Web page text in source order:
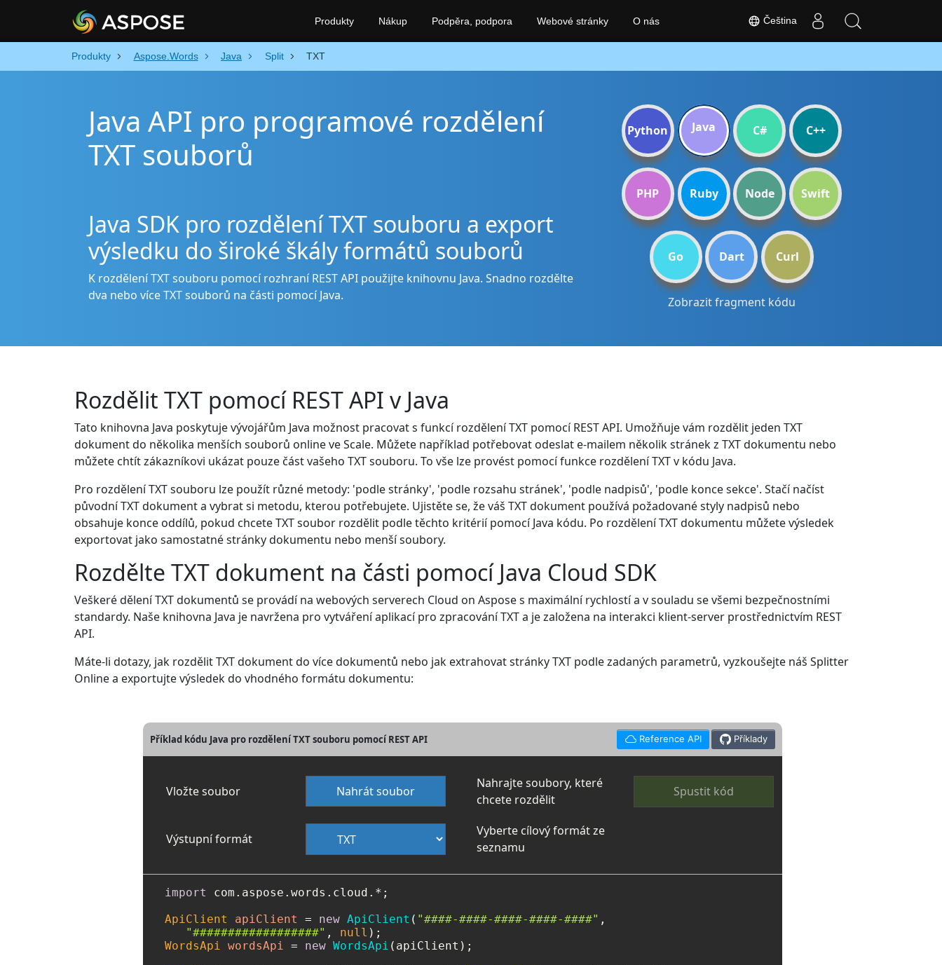
Produkty Aspose.Words Java Split TXT
Java API pro programové rozdělení
TXT souborů
Java SDK pro rozdělení TXT souboru a export
výsledku do široké škály formátů souborů
K rozdělení TXT souboru pomocí rozhraní REST API použijte knihovnu Java. Snadno rozdělte
dva nebo více TXT souborů na části pomocí Java.
Python Java C# C++
PHP Ruby Node Swift
Go Dart Curl
Zobrazit fragment kódu
Rozdělit TXT pomocí REST API v Java
Tato knihovna Java poskytuje vývojářům Java možnost pracovat s funkcí rozdělení TXT pomocí REST API. Umožňuje vám rozdělit jeden TXT
dokument do několika menších souborů online ve Scale. Můžete například potřebovat odeslat e-mailem několik stránek z TXT dokumentu nebo
můžete chtít zákazníkovi ukázat pouze část vašeho TXT souboru. To vše lze provést pomocí funkce rozdělení TXT v kódu Java.
Pro rozdělení TXT souboru lze použít různé metody: 'podle stránky', 'podle rozsahu stránek', 'podle nadpisů', 'podle konce sekce'. Stačí načíst
původní TXT dokument a vybrat si metodu, kterou potřebujete. Ujistěte se, že váš TXT dokument používá požadované styly nadpisů nebo
obsahuje konce oddílů, pokud chcete TXT soubor rozdělit podle těchto kritérií pomocí Java kódu. Po rozdělení TXT dokumentu můžete výsledek
exportovat jako samostatné stránky dokumentu nebo menší soubory.
Rozdělte TXT dokument na části pomocí Java Cloud SDK
Veškeré dělení TXT dokumentů se provádí na webových serverech Cloud on Aspose s maximální rychlostí a v souladu se všemi bezpečnostními
standardy. Naše knihovna Java je navržena pro vytváření aplikací pro zpracování TXT a je založena na interakci klient-server prostřednictvím REST
API.
Máte-li dotazy, jak rozdělit TXT dokument do více dokumentů nebo jak extrahovat stránky TXT podle zadaných parametrů, vyzkoušejte náš Splitter
Online a exportujte výsledek do vhodného formátu dokumentu:
Příklad kódu Java pro rozdělení TXT souboru pomocí REST API Reference API Příklady
Vložte soubor Nahrát soubor
Nahrajte soubory, které
chcete rozdělit
Spustit kód
Výstupní formát
Vyberte cílový formát ze
seznamu
import
com.aspose.words.cloud.*;
ApiClient
apiClient = new ApiClient ( "####-####-####-####-####" ,
"##################" , null
WordsApi wordsApi = new WordsApi (apiClient);
Čeština
Produkty Nákup Podpěra, podpora Webové stránky O nás